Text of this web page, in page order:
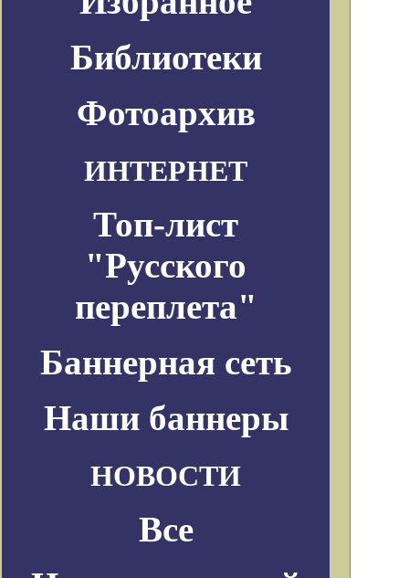
Библиотеки
Фотоархив
ИНТЕРНЕТ
Топ-лист
"Русского
переплета"
Баннерная сеть
Наши баннеры
НОВОСТИ
Все